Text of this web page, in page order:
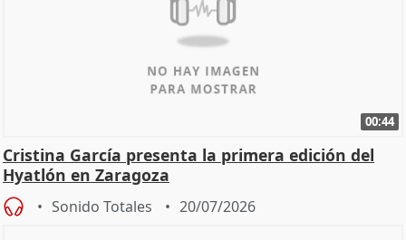
00:44
Cristina García presenta la primera edición del
Hyatlón en Zaragoza
Sonido Totales 20/07/2026